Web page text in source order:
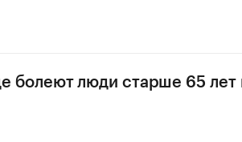
болеют люди старше 65 лет